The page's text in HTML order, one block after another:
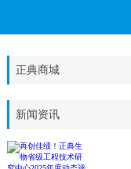
正典商城
新闻资讯